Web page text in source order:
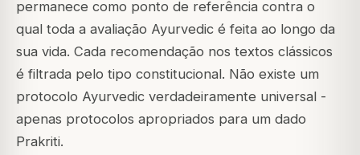
permanece como ponto de referência contra o
qual toda a avaliação Ayurvedic é feita ao longo da
sua vida. Cada recomendação nos textos clássicos
é filtrada pelo tipo constitucional. Não existe um
protocolo Ayurvedic verdadeiramente universal -
apenas protocolos apropriados para um dado
Prakriti.